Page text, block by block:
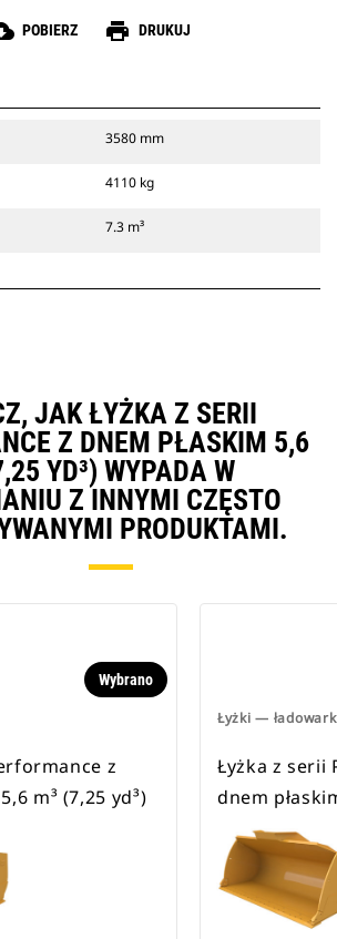
POBIERZ print DRUKUJ
3580 mm
4110 kg
7.3 m³
JAK ŁYŻKA Z SERII
Z DNEM PŁASKIM 5,6
YD³) WYPADA W
Z INNYMI CZĘSTO
PRODUKTAMI.
Wybrano
z
m³ (7,25 yd³)
Łyżki —
Łyżka z serii
dnem